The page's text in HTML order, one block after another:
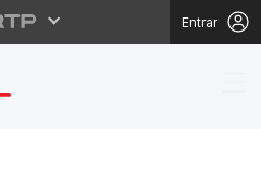
Entrar